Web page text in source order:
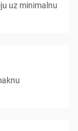
uz minimalnu